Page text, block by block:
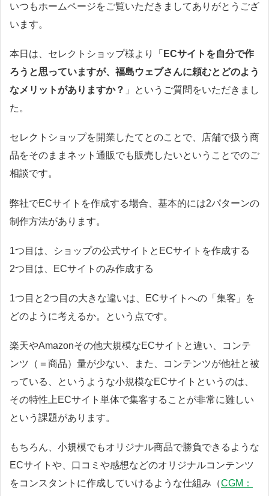
いつもホームページをご覧いただきましてありがとうござ
います。
本日は、セレクトショップ様より「 ECサイトを自分で作
ろうと思っていますが、福島ウェブさんに頼むとどのよう
なメリットがありますか？ 」というご質問をいただきまし
た。
セレクトショップを開業したてとのことで、店舗で扱う商
品をそのままネット通販でも販売したいということでのご
相談です。
弊社でECサイトを作成する場合、基本的には2パターンの
制作方法があります。
1つ目は、ショップの公式サイトとECサイトを作成する
2つ目は、ECサイトのみ作成する
1つ目と2つ目の大きな違いは、ECサイトへの「集客」を
どのように考えるか。という点です。
楽天やAmazonその他大規模なECサイトと違い、コンテ
ンツ（＝商品）量が少ない、また、コンテンツが他社と被
っている、というような小規模なECサイトというのは、
その特性上ECサイト単体で集客することが非常に難しい
という課題があります。
もちろん、小規模でもオリジナル商品で勝負できるような
ECサイトや、口コミや感想などのオリジナルコンテンツ
をコンスタントに作成していけるような仕組み（CGM：